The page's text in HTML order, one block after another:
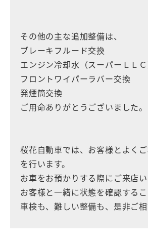
その他の主な追加整備は、
ブレーキフルード交換
エンジン冷却水（スーパーＬＬ
フロントワイパーラバー交換
発煙筒交換
ご用命ありがとうございました。
桜花自動車では、お客様とよく
を行います。
お車をお預かりする際にご来店い
お客様と一緒に状態を確認するこ
車検も、難しい整備も、是非ご相